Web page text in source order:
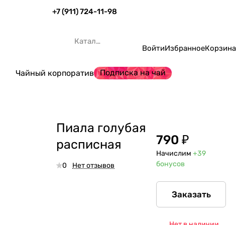
+7 (911) 724-11-98
Каталог
ВойтиИзбранноеКорзина
Чайный корпоратив Подписка на чай
Пиала голубая
расписная
0 Нет отзывов
790 ₽
Начислим +39
бонусов
Заказать